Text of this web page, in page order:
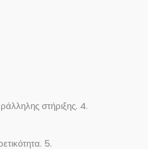
στήριξης. 4.
5.